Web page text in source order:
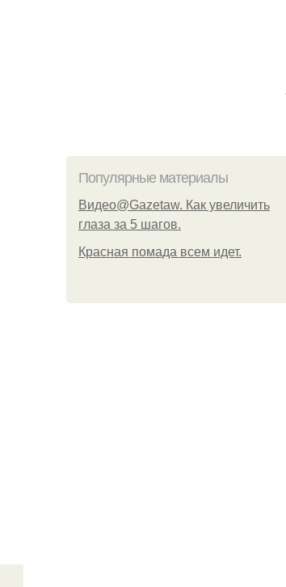
Популярные материалы
Видео@Gazetaw. Как увеличить
глаза за 5 шагов.
Красная помада всем идет.